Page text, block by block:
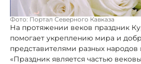
Фото: Портал Северного Кавказа
На протяжении веков праздник
помогает укреплению мира и
представителями разных
«Праздник является частью